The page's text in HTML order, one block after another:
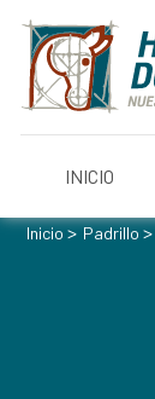
INICIO
Inicio> Padrillo>